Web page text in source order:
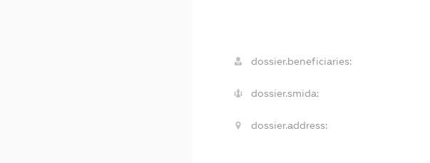
dossier.beneficiaries:
dossier.smida:
dossier.address: